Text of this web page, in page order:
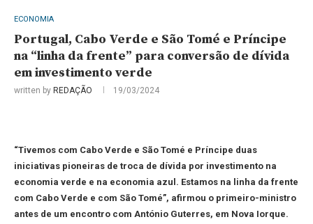
ECONOMIA
Portugal, Cabo Verde e São Tomé e Príncipe
na “linha da frente” para conversão de dívida
em investimento verde
written by REDAÇÃO 19/03/2024
“Tivemos com Cabo Verde e São Tomé e Príncipe duas
iniciativas pioneiras de troca de dívida por investimento na
economia verde e na economia azul. Estamos na linha da frente
com Cabo Verde e com São Tomé”, afirmou o primeiro-ministro
antes de um encontro com António Guterres, em Nova Iorque.